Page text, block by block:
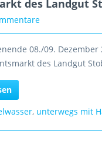
des Landgut
08./09.
des Landgut
, unterwegs mit